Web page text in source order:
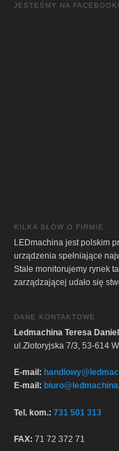
JESTEŚMY NA
KILKA SŁÓW O FIRMIE
LEDmachina jest polskim
urządzenia spełniające
Stale monitorujemy rynek
zarządzającej udało się
DANE KONTAKTOWE
Ledmachina Teresa
ul.Złotoryjska 7/3, 53-614
E-mail:
E-mail:
Tel. kom.: 731 501 313
FAX: 71 72 372 71